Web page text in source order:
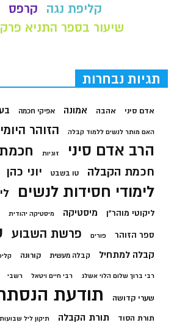
קליפת נגה
קרפס
שיעור בספר התניא
תגיות נבחרות
אדם סיני אהבה אמונה אפיקי חכמה
האם מותר לנשים ללמוד קבלה הזוהר היומי
הרב אדם סיני זוגיות
חכמת הקבלה טו בשבט יוני כהן
לימודי חסידות לנשים
ליקוטי מוהר"ן מיסטיקה מיסטיקה יהודית
ספר הזוהר פורים פרשת השבוע
קבלה למתחיל קבלה מעשית קורונה
רבי ברוך שלום הלוי אשלג רבי חיים ויטאל רשבי
שערי קדושה תודעת
תורת הסוד תורת הקבלה תיקון ליל שבועות